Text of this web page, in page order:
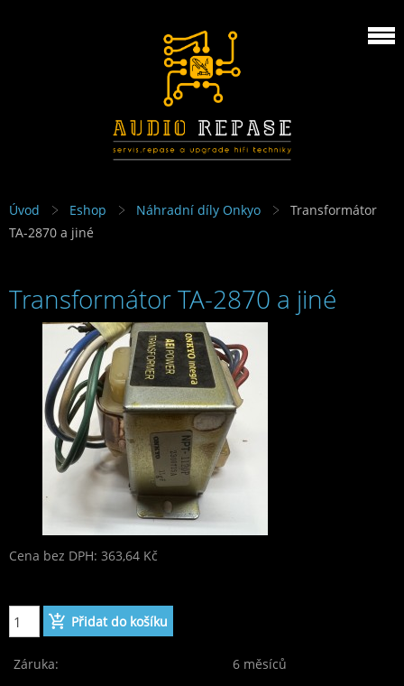
Úvod Eshop Náhradní díly Onkyo
Transformátor
TA-2870 a jiné
Transformátor TA-2870 a jiné
Cena bez DPH: 363,64 Kč
Záruka:
6 měsíců